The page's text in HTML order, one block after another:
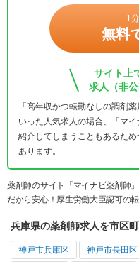
1
無料
サイト上
求人（非
「高年収かつ転勤なしの調剤
いった人気求人の場合、「マ
紹介してしまうこともあるた
あります。
薬剤師のサイト「マイナビ薬剤師
だから安心！厚生労働大臣認可の
兵庫県の薬剤師求人を市区
神戸市兵庫区 神戸市長田区